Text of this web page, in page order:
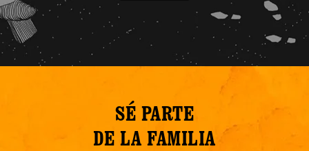
SÉ PARTE
DE LA FAMILIA